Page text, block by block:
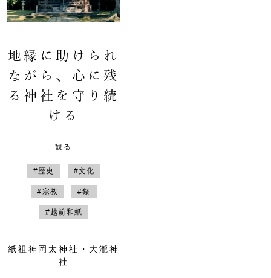
地縁に助けられ
ながら、心に残
る神社を守り続
ける
観る
#歴史 #文化
#宗教 #祭
#越前和紙
紙祖神岡太神社・大瀧神
社